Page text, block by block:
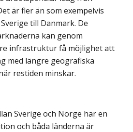
är fler än som exempelvis
till Danmark. De
kan genom
infrastruktur få möjlighet att
med längre geografiska
restiden minskar.
Sverige och Norge har en
och båda länderna är